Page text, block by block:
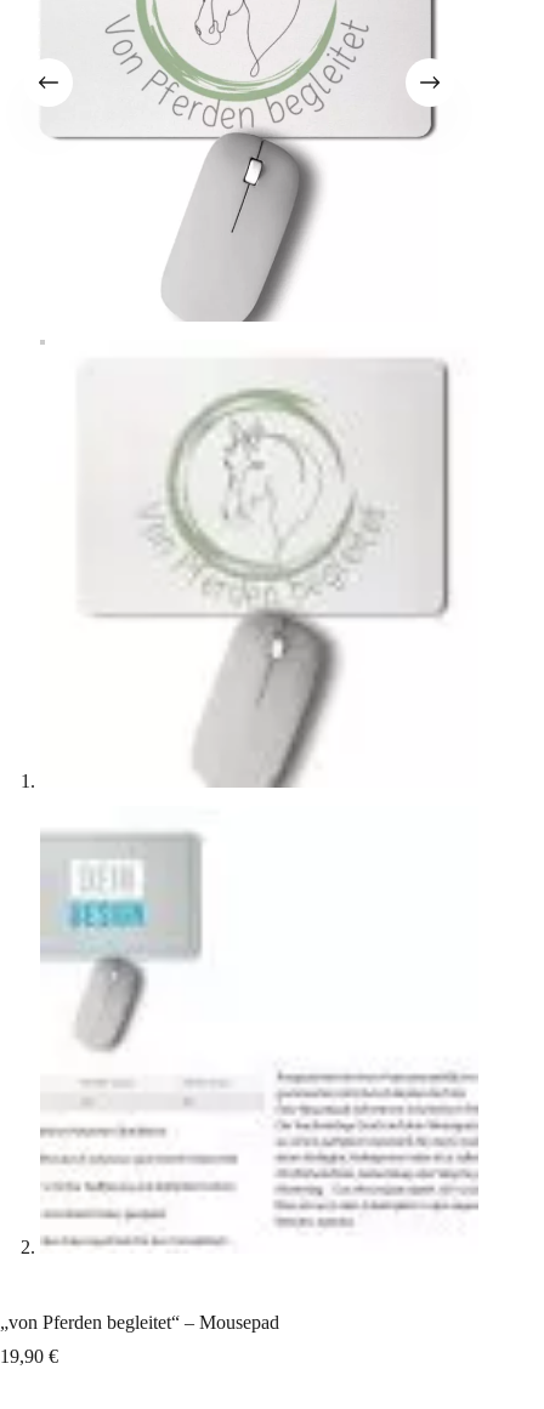
„von Pferden begleitet“ – Mousepad
19,90 €